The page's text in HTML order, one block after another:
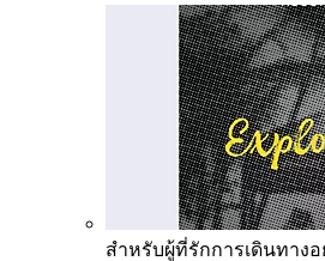
สำหรับผู้ที่รักการเดินทางอ